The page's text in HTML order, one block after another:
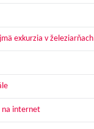
exkurzia v železiarňach
na internet